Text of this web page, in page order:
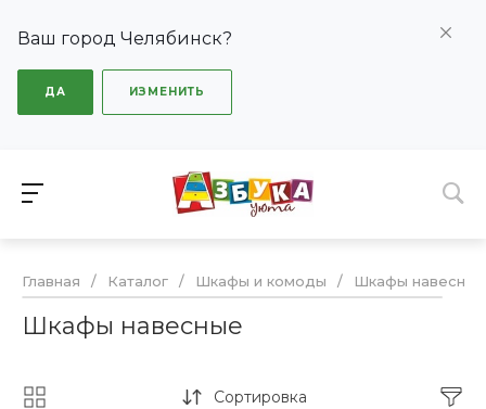
Ваш город Челябинск?
ДА ИЗМЕНИТЬ
Главная / Каталог / Шкафы и комоды / Шкафы навесные
Шкафы навесные
Сортировка